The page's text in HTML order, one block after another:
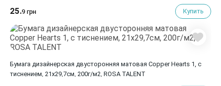
25.9 грн Купить
Бумага дизайнерская двусторонняя матовая Copper Hearts 1, с
тиснением, 21х29,7см, 200г/м2, ROSA TALENT